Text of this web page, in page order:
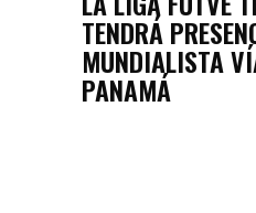
TENDRÁ
MUNDIALISTA
PANAMÁ